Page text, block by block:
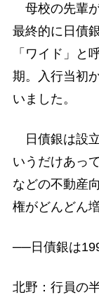
母校の先輩
最終的に日債
「ワイド」と
期。入行当初
いました。
日債銀は設
いうだけあっ
などの不動産
権がどんどん
──日債銀は
北野：行員の